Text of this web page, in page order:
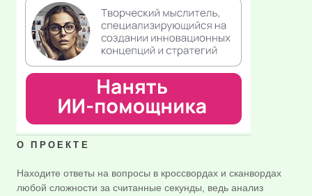
О ПРОЕКТЕ
Находите ответы на вопросы в кроссвордах и сканвордах
любой сложности за считанные секунды, ведь анализ